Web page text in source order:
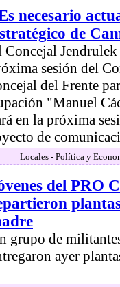
necesario
de
Concejal
sesión del
del Frente
"Manuel
en la próxima
de
Locales - Política y
del PRO
grupo de
ayer